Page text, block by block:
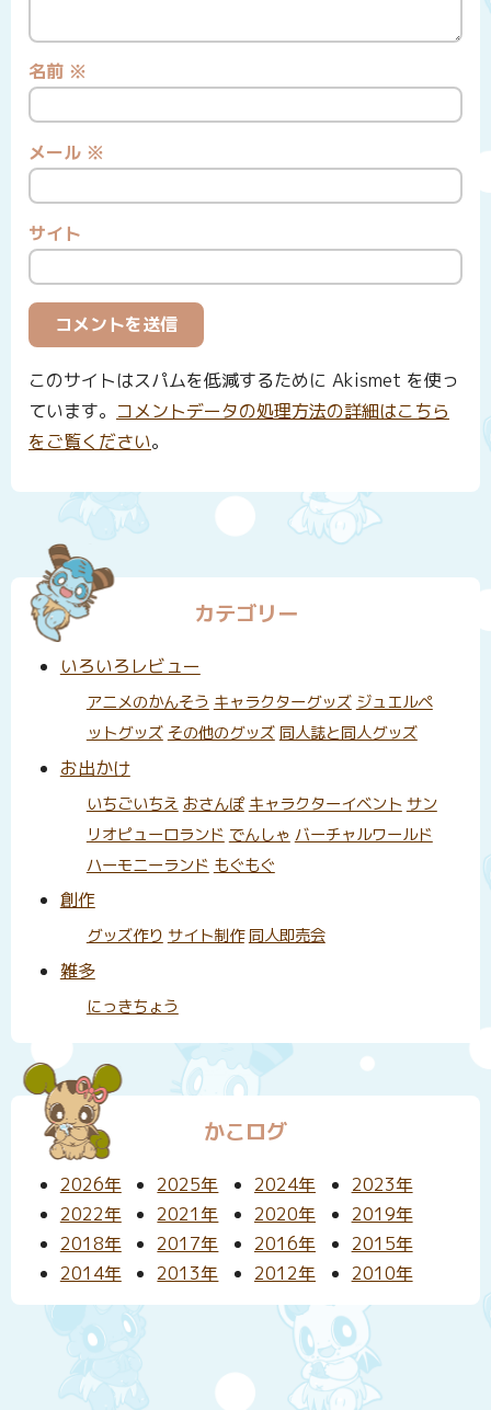
名前 ※
メール ※
サイト
このサイトはスパムを低減するために Akismet を使っ
ています。 コメントデータの処理方法の詳細はこちら
をご覧ください。
カテゴリー
いろいろレビュー
アニメのかんそう キャラクターグッズ ジュエルペ
ットグッズ その他のグッズ 同人誌と同人グッズ
お出かけ
いちごいちえ おさんぽ キャラクターイベント サン
リオピューロランド でんしゃ バーチャルワールド
ハーモニーランド もぐもぐ
創作
グッズ作り サイト制作 同人即売会
雑多
にっきちょう
かこログ
2026年 2025年 2024年
2023年
2022年
2021年 2020年
2019年
2018年
2017年 2016年
2015年
2014年
2013年 2012年 2010年